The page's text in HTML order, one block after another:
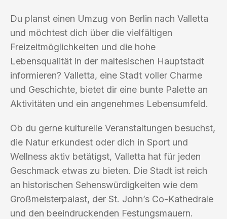
Du planst einen Umzug von Berlin nach Valletta
und möchtest dich über die vielfältigen
Freizeitmöglichkeiten und die hohe
Lebensqualität in der maltesischen Hauptstadt
informieren? Valletta, eine Stadt voller Charme
und Geschichte, bietet dir eine bunte Palette an
Aktivitäten und ein angenehmes Lebensumfeld.
Ob du gerne kulturelle Veranstaltungen besuchst,
die Natur erkundest oder dich in Sport und
Wellness aktiv betätigst, Valletta hat für jeden
Geschmack etwas zu bieten. Die Stadt ist reich
an historischen Sehenswürdigkeiten wie dem
Großmeisterpalast, der St. John’s Co-Kathedrale
und den beeindruckenden Festungsmauern.